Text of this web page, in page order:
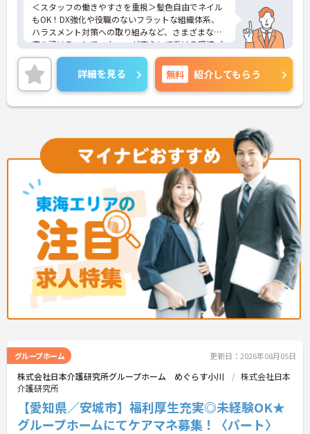
＜スタッフの働きやすさを重視＞髪色自由でネイル
もOK！DX強化や役職のないフラットな組織体系、
ハラスメント対策への取り組みなど、さまざまな制
度を設けることでスタッフが安心して働ける環境づ
くりに取り組まれています。
＜施設ケアマネとしてのやりがい＞入居者様の日常
を直接確認し、最適なケアプランを作成できます。
入居者様と常に関わることで気づきが生まれ、その
気づきからケアプランを変更することで自立支援に
＜チームで連携しながらのお仕事＞一人ひとりが主
体性をもって働くことを大切にしながらも、苦手分
野は互いで補い合うなど、チームとしてしっかりと
連携を取りながら日々の業務に努められています。
ご興味のある方には、面接対策ポイント等、さらに
詳細をお話ししますのでお気軽にご相談ください！
詳細を見る 無料 紹介してもらう
グループホーム 更新日：2026年08月05日
株式会社日本介護研究所グループホーム めぐらす小川
株式会社日本
介護研究所
【愛知県／安城市】福利厚生充実◎未経験OK★
グループホームにてケアマネ募集！〈パート〉